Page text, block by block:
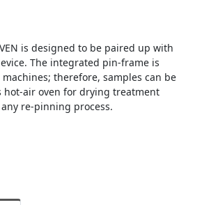
is designed to be paired up with
The integrated pin-frame is
therefore, samples can be
hot-air oven for drying treatment
re-pinning process.